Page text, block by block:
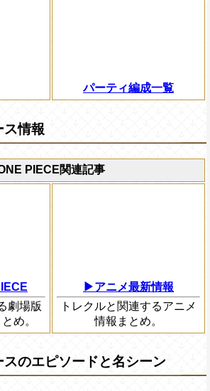
パーティ編成一覧
ス情報
PIECE関連記事
劇場版
め。
▶アニメ最新情報
トレクルと関連するアニメ
情報まとめ。
のエピソードと名シーン